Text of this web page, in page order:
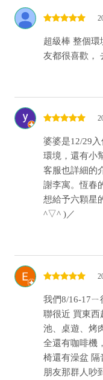
超級棒 整個環
友都很喜歡，
婆婆是12/29
環境，還有小
客服也詳細的
謝李寓。恆春
想給予六顆星
^▽^ )／
我們8/16-17
聯很近 買東西
池、桌遊、烤
全還有咖啡機
椅還有澡盆 隔
朋友那群人吵